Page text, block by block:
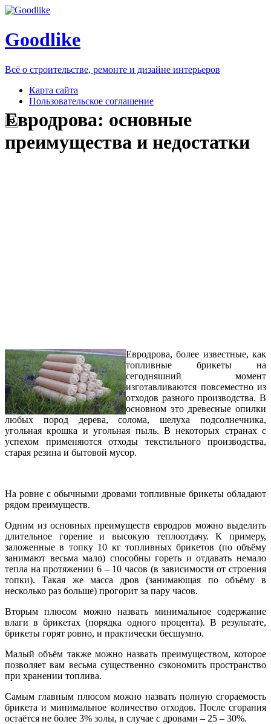
Goodlike
Всё о строительстве, ремонте и дизайне интерьеров
Карта сайта
Пользовательское соглашение
Евродрова: основные
преимущества и недостатки
Евродрова, более известные, как
топливные брикеты на
сегодняшний момент
изготавливаются повсеместно из
отходов разного производства. В
основном это древесные опилки
любых пород дерева, солома, шелуха подсолнечника,
угольная крошка и угольная пыль. В некоторых странах с
успехом применяются отходы текстильного производства,
старая резина и бытовой мусор.
На ровне с обычными дровами топливные брикеты обладают
рядом преимуществ.
Одним из основных преимуществ евродров можно выделить
длительное горение и высокую теплоотдачу.
К примеру,
заложенные в топку 10 кг топливных брикетов (по объёму
занимают весьма мало) способны гореть и отдавать немало
тепла на протяжении 6 – 10 часов (в зависимости от строения
топки). Такая же масса дров (занимающая по объёму в
несколько раз больше) прогорит за пару часов.
Вторым плюсом можно назвать минимальное содержание
влаги в брикетах (порядка одного процента). В результате,
брикеты горят ровно, и практически бесшумно.
Малый объём также можно назвать преимуществом, которое
позволяет вам весьма существенно сэкономить пространство
при хранении топлива.
Самым главным плюсом можно назвать полную сгораемость
брикета и минимальное количество отходов. После сгорания
остаётся не более 3% золы, в случае с дровами – 25 – 30%.